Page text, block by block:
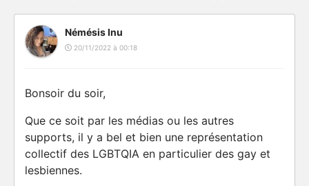
Némésis Inu
20/11/2022 à 00:18
Bonsoir du soir,
Que ce soit par les médias ou les autres
supports, il y a bel et bien une représentation
collectif des LGBTQIA en particulier des gay et
lesbiennes.